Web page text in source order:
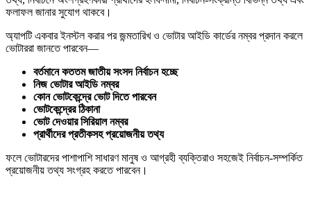
ফলাফল জানার সুযোগ থাকবে।
অ্যাপটি একবার ইনস্টল করার পর জন্মতারিখ ও ভোটার আইডি কার্ডের নম্বর প্রদান করলে
ভোটাররা জানতে পারবেন—
বর্তমানে কততম জাতীয় সংসদ নির্বাচন হচ্ছে
নিজ ভোটার আইডি নম্বর
কোন ভোটকেন্দ্রে ভোট দিতে পারবেন
ভোটকেন্দ্রের ঠিকানা
ভোট দেওয়ার সিরিয়াল নম্বর
প্রার্থীদের প্রতীকসহ প্রয়োজনীয় তথ্য
ফলে ভোটারদের পাশাপাশি সাধারণ মানুষ ও আগ্রহী ব্যক্তিরাও সহজেই নির্বাচন-সম্পর্কিত
প্রয়োজনীয় তথ্য সংগ্রহ করতে পারবেন।